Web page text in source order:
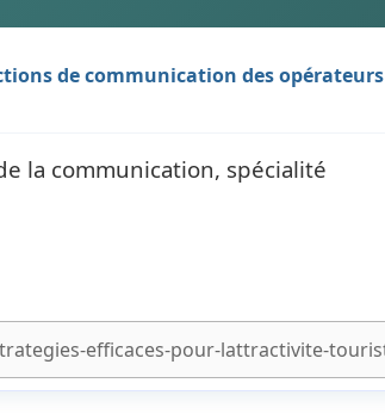
de communication des opérateurs
la communication, spécialité